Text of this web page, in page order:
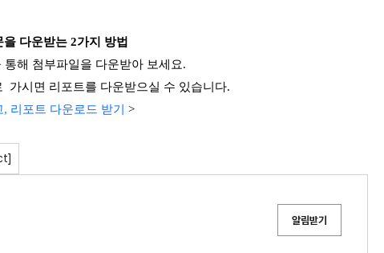
다운받는 2가지 방법
통해 첨부파일을 다운받아 보세요.
가시면 리포트를 다운받으실 수 있습니다.
리포트 다운로드 받기 >
알림받기